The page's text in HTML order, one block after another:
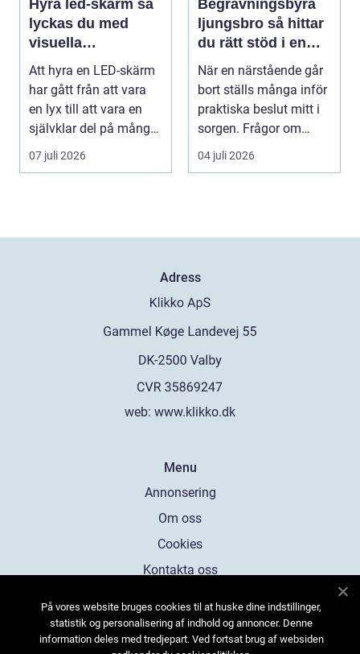
Hyra led-skärm så
lyckas du med
visuella
upplevelser på
event
Att hyra en LED-skärm
har gått från att vara
en lyx till att vara en
självklar del på många
event, m...
07 juli 2026
Begravningsbyrå
ljungsbro så hittar
du rätt stöd i en
svår tid
När en närstående går
bort ställs många inför
praktiska beslut mitt i
sorgen. Frågor om
ceremoni, ju...
04 juli 2026
Adress
web: www.klikko.dk
Menu
Annonsering
Om oss
Cookies
Kontakta oss
På vores website bruges cookies til at huske dine indstillinger,
statistik og personalisering af indhold og annoncer. Denne
information deles med tredjepart. Ved fortsat brug af websiden